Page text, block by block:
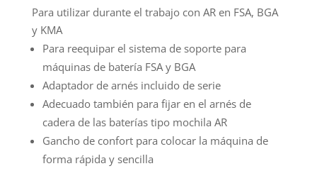
Para utilizar durante el trabajo con AR en FSA, BGA
y KMA
Para reequipar el sistema de soporte para
máquinas de batería FSA y BGA
Adaptador de arnés incluido de serie
Adecuado también para fijar en el arnés de
cadera de las baterías tipo mochila AR
Gancho de confort para colocar la máquina de
forma rápida y sencilla